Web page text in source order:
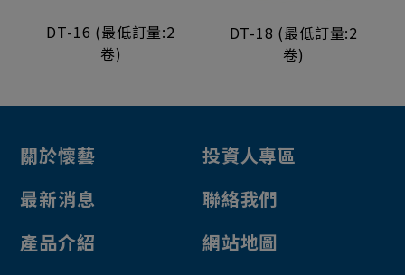
電源/投幣器/配件
投幣器
電子元件
其他
檯子鎖
DT-16 (最低訂量:2
卷)
DT-18 (最低訂量:2
卷)
關於懷藝
最新消息
產品介紹
投資人專區
聯絡我們
網站地圖